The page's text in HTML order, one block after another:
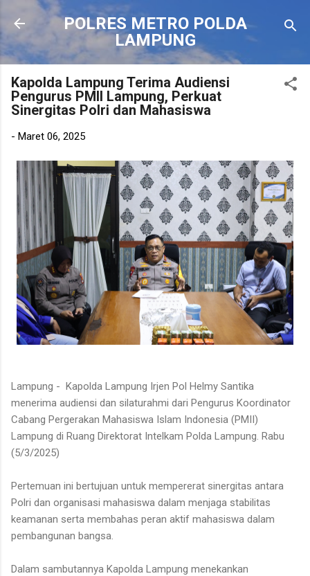
Langsung ke konten utama
POLRES METRO POLDA
LAMPUNG
Kapolda Lampung Terima Audiensi
Pengurus PMII Lampung, Perkuat
Sinergitas Polri dan Mahasiswa
- Maret 06, 2025
Lampung - Kapolda Lampung Irjen Pol Helmy Santika
menerima audiensi dan silaturahmi dari Pengurus Koordinator
Cabang Pergerakan Mahasiswa Islam Indonesia (PMII)
Lampung di Ruang Direktorat Intelkam Polda Lampung. Rabu
(5/3/2025)
Pertemuan ini bertujuan untuk mempererat sinergitas antara
Polri dan organisasi mahasiswa dalam menjaga stabilitas
keamanan serta membahas peran aktif mahasiswa dalam
pembangunan bangsa.
Dalam sambutannya Kapolda Lampung menekankan